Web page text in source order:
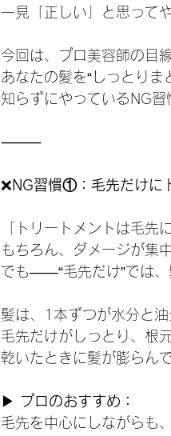
一見「正しい」と思って
今回は、プロ美容師の
あなたの髪を“しっとりま
知らずにやっているNG習
⸻
❌ NG習慣①：毛先だけに
「トリートメントは毛先
もちろん、ダメージが集
でも——“毛先だけ”では、
髪は、1本ずつが水分と
毛先だけがしっとり、根
乾いたときに髪が膨らん
▶
プロのおすすめ：
毛先を中心にしながらも